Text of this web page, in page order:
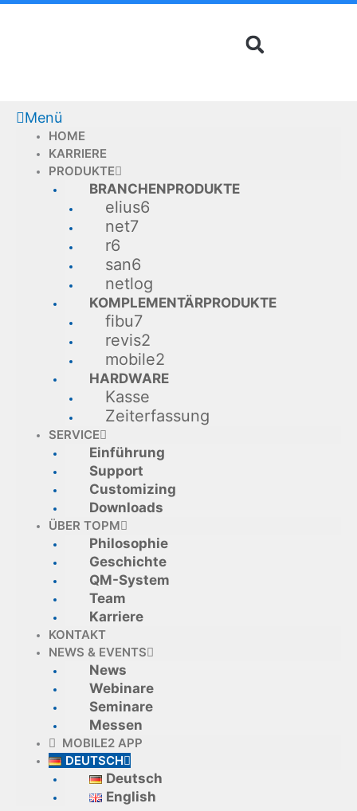
Zum
Menü
HOME
KARRIERE
PRODUKTE
BRANCHENPRODUKTE
elius6
net7
r6
san6
netlog
KOMPLEMENTÄRPRODUKTE
fibu7
revis2
mobile2
HARDWARE
Kasse
Zeiterfassung
SERVICE
Einführung
Support
Customizing
Downloads
ÜBER TOPM
Philosophie
Geschichte
QM-System
Team
Karriere
KONTAKT
NEWS & EVENTS
News
Webinare
Seminare
Messen
MOBILE2 APP
DEUTSCH
Deutsch
English